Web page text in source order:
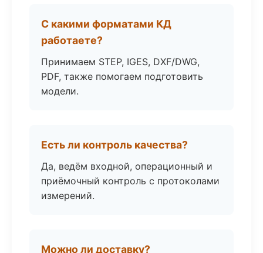
С какими форматами КД
работаете?
Принимаем STEP, IGES, DXF/DWG,
PDF, также помогаем подготовить
модели.
Есть ли контроль качества?
Да, ведём входной, операционный и
приёмочный контроль с протоколами
измерений.
Можно ли доставку?